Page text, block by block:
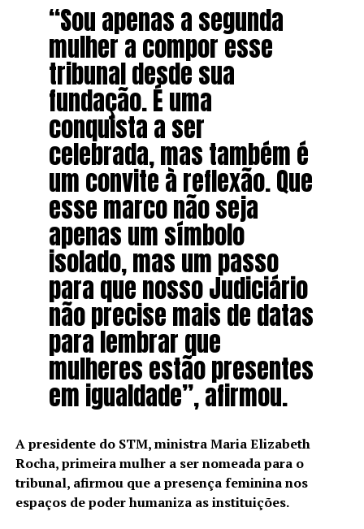
“Sou apenas a segunda
mulher a compor esse
tribunal desde sua
fundação. É uma
conquista a ser
celebrada, mas também é
um convite à reflexão. Que
esse marco não seja
apenas um símbolo
isolado, mas um passo
para que nosso Judiciário
não precise mais de datas
para lembrar que
mulheres estão presentes
em igualdade”, afirmou.
A presidente do STM, ministra Maria Elizabeth
Rocha, primeira mulher a ser nomeada para o
tribunal, afirmou que a presença feminina nos
espaços de poder humaniza as instituições.